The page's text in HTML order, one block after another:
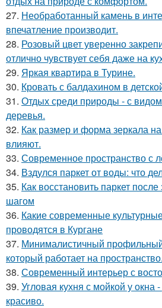
27. Необработанный камень в
впечатление производит.
28. Розовый цвет уверенно
отлично чувствует себя даже на
29. Яркая квартира в Турине.
30. Кровать с балдахином в
31. Отдых среди природы - с
деревья.
32. Как размер и форма зеркала
влияют.
33. Современное пространство с
34. Вздулся паркет от воды: что
35. Как восстановить паркет
шагом
36. Какие современные
проводятся в Кургане
37. Минималистичный
который работает на пространство.
38. Современный интерьер с
39. Угловая кухня с мойкой у окна
красиво.